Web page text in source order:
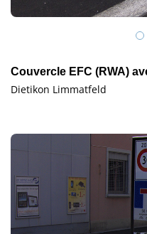
Couvercle EFC (RWA)
Dietikon Limmatfeld